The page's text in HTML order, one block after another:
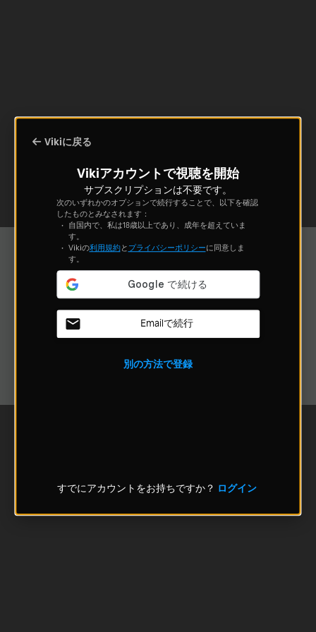
Vikiに戻る
Vikiアカウントで視聴を開始
サブスクリプションは不要です。
次のいずれかのオプションで続行することで、以下を確認
したものとみなされます：
自国内で、私は18歳以上であり、成年を超えていま
す。
Vikiの利用規約と プライバシーポリシーに同意しま
す。
Emailで続行
別の方法で登録
すでにアカウントをお持ちですか？ ログイン